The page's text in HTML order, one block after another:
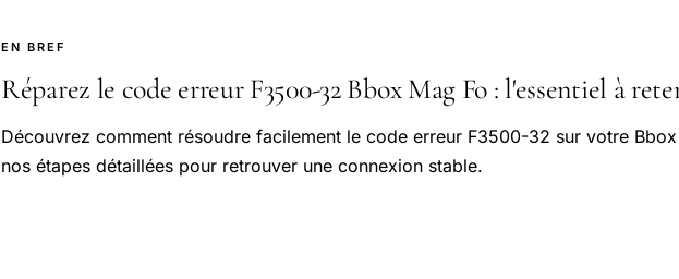
EN BREF
Réparez le code erreur F3500-32 Bbox Mag Fo : l'essentiel à
Découvrez comment résoudre facilement le code erreur F3500-32 sur votre
nos étapes détaillées pour retrouver une connexion stable.